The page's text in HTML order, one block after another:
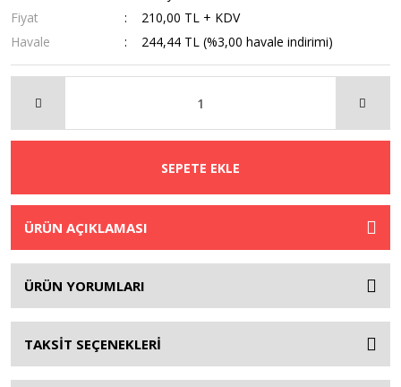
Fiyat
210,00 TL + KDV
Havale
244,44 TL (%3,00 havale indirimi)
SEPETE EKLE
ÜRÜN AÇIKLAMASI
ÜRÜN YORUMLARI
TAKSİT SEÇENEKLERİ